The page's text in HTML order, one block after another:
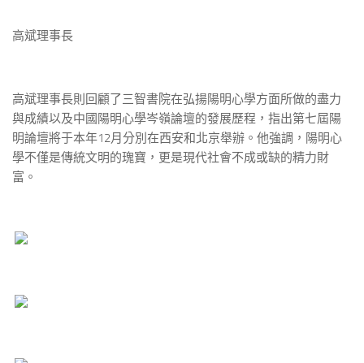
高斌理事長
高斌理事長則回顧了三智書院在弘揚陽明心學方面所做的盡力
與成績以及中國陽明心學岑嶺論壇的發展歷程，指出第七屆陽
明論壇將于本年12月分別在西安和北京舉辦。他強調，陽明心
學不僅是傳統文明的瑰寶，更是現代社會不成或缺的精力財
富。